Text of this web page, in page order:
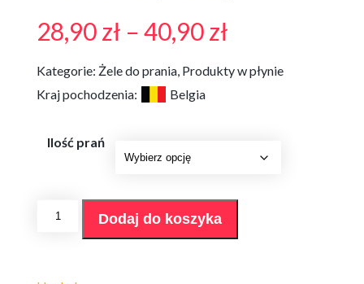
28,90zł – 40,90zł
od
Kategorie: Żele do prania Produkty w płynie
Kraj pochodzenia:
Belgia
Ilość prań
Dodaj do koszyka